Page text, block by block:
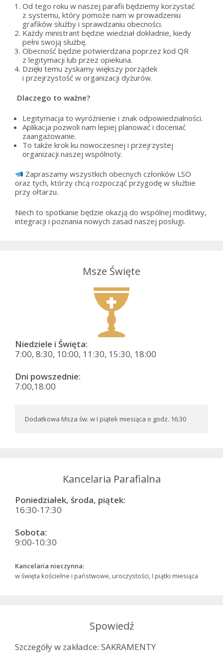
Od tego roku w naszej parafii będziemy korzystać
z systemu, który pomoże nam w prowadzeniu
grafików służby i sprawdzaniu obecności.
Każdy ministrant będzie wiedział dokładnie, kiedy
pełni swoją służbę.
Obecność będzie potwierdzana poprzez kod QR
z legitymacji lub przez opiekuna.
Dzięki temu zyskamy większy porządek
i przejrzystość w organizacji dyżurów.
Dlaczego to ważne?
Legitymacja to wyróżnienie i znak odpowiedzialności.
Aplikacja pozwoli nam lepiej planować i doceniać
zaangażowanie.
To także krok ku nowoczesnej i przejrzystej
organizacji naszej wspólnoty.
Zapraszamy wszystkich obecnych członków LSO
oraz tych, którzy chcą rozpocząć przygodę w służbie
przy ołtarzu.
Niech to spotkanie będzie okazją do wspólnej modlitwy,
integracji i poznania nowych zasad naszej posługi.
Msze Święte
Niedziele i Święta:
7:00, 8:30, 10:00, 11:30, 15:30, 18:00
Dni powszednie:
7:00,18:00
Dodatkowa Msza św. w I piątek miesiąca o godz. 16:30
Kancelaria Parafialna
Poniedziałek, środa, piątek:
16:30-17:30
Sobota:
9:00-10:30
Kancelaria nieczynna:
w święta kościelne i państwowe, uroczystości, I piątki miesiąca
Spowiedź
Szczegóły w zakładce: SAKRAMENTY